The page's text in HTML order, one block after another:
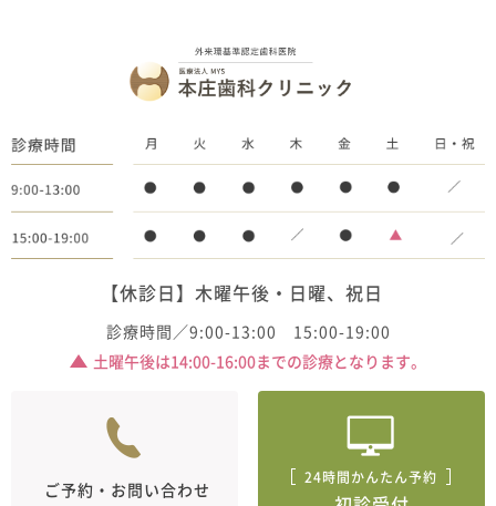
【休診日】木曜午後・日曜、祝日
診療時間／9:00-13:00 15:00-19:00
土曜午後は14:00-16:00までの診療となります。
ご予約・お問い合わせ
24時間かんたん予約